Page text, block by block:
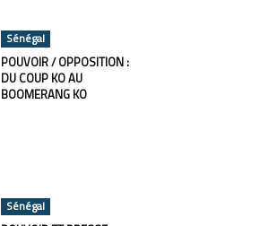
Sénégal
POUVOIR / OPPOSITION :
DU COUP KO AU
BOOMERANG KO
Sénégal